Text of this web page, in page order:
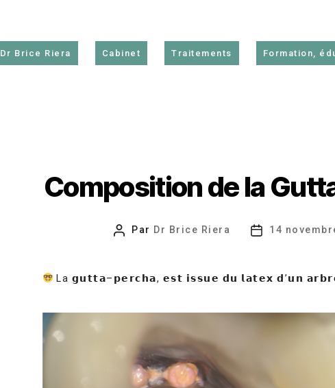
Dr Brice Riera Cabinet Traitements Formation,
Composition de la
Auteur
Par Dr Brice Riera
Date14
La 𝗴𝘂𝘁𝘁𝗮– 𝗽𝗲𝗿𝗰𝗵𝗮, 𝗲𝘀𝘁 𝗶𝘀𝘀𝘂𝗲 𝗱𝘂 𝗹𝗮𝘁𝗲𝘅 𝗱 ’𝘂𝗻